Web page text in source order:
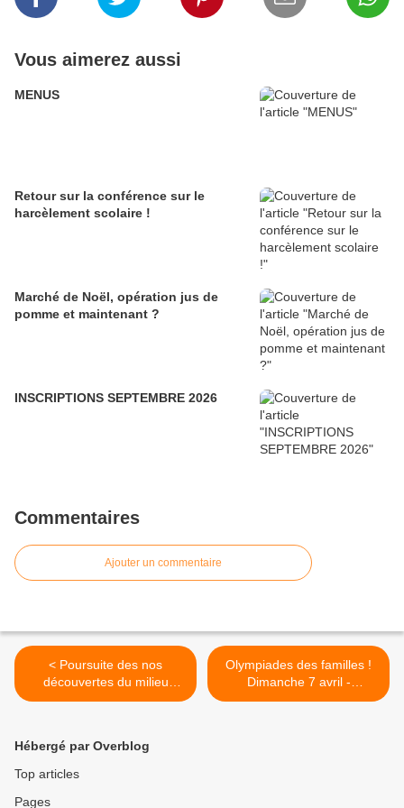
Vous aimerez aussi
MENUS
Retour sur la conférence sur le
harcèlement scolaire !
Marché de Noël, opération jus de
pomme et maintenant ?
INSCRIPTIONS SEPTEMBRE 2026
Commentaires
Ajouter un commentaire
< Poursuite des nos
découvertes du milieu
montagnard en CM2
Olympiades des familles !
Dimanche 7 avril -
Inscrivez-vous! >
Hébergé par Overblog
Top articles
Pages